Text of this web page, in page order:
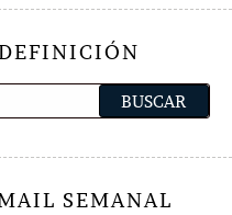
SEMANAL